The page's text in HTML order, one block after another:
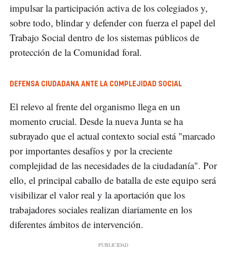
impulsar la participación activa de los colegiados y,
sobre todo, blindar y defender con fuerza el papel del
Trabajo Social dentro de los sistemas públicos de
protección de la Comunidad foral.
DEFENSA CIUDADANA ANTE LA COMPLEJIDAD SOCIAL
El relevo al frente del organismo llega en un
momento crucial. Desde la nueva Junta se ha
subrayado que el actual contexto social está "marcado
por importantes desafíos y por la creciente
complejidad de las necesidades de la ciudadanía". Por
ello, el principal caballo de batalla de este equipo será
visibilizar el valor real y la aportación que los
trabajadores sociales realizan diariamente en los
diferentes ámbitos de intervención.